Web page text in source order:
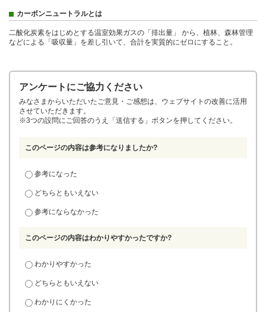
カーボンニュートラルとは
二酸化炭素をはじめとする温室効果ガスの「排出量」
から、植林、森林管理
などによる「吸収量」 を差し引いて、合計を実質的にゼロにすること。
アンケートにご協力ください
みなさまからいただいたご意見・ご感想は、ウェブサイトの改善に活用
させていただきます。
※3つの設問にご回答のうえ「送信する」ボタンを押してください。
このページの内容は参考になりましたか?
参考になった
どちらともいえない
参考にならなかった
このページの内容はわかりやすかったですか?
わかりやすかった
どちらともいえない
わかりにくかった